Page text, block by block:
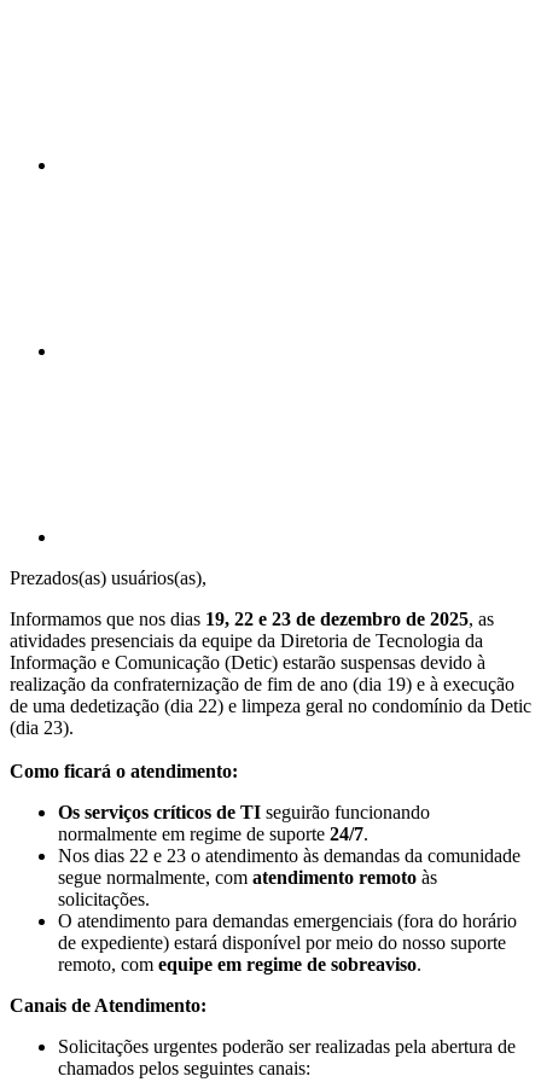
Prezados(as) usuários(as),
Informamos que nos dias 19, 22 e 23 de dezembro de 2025, as
atividades presenciais da equipe da Diretoria de Tecnologia da
Informação e Comunicação (Detic) estarão suspensas devido à
realização da confraternização de fim de ano (dia 19) e à execução
de uma dedetização (dia 22) e limpeza geral no condomínio da Detic
(dia 23).
Como ficará o atendimento:
Os serviços críticos de TI seguirão funcionando
normalmente em regime de suporte 24/7.
Nos dias 22 e 23 o atendimento às demandas da comunidade
segue normalmente, com atendimento remoto às
solicitações.
O atendimento para demandas emergenciais (fora do horário
de expediente) estará disponível por meio do nosso suporte
remoto, com equipe em regime de sobreaviso.
Canais de Atendimento:
Solicitações urgentes poderão ser realizadas pela abertura de
chamados pelos seguintes canais: